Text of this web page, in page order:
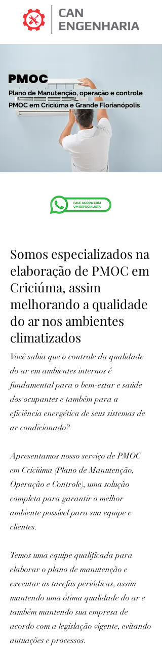
PMOC
Plano de Manutenção, operação e controle
PMOC em Criciúma e Grande Florianópolis
Somos especializados na
elaboração de PMOC em
Criciúma, assim
melhorando a qualidade
do ar nos ambientes
climatizados
Você sabia que o controle da qualidade
do ar em ambientes internos é
fundamental para o bem-estar e saúde
dos ocupantes e também para a
eficiência energética de seus sistemas de
ar condicionado?
Apresentamos nosso serviço de PMOC
em Criciúma (Plano de Manutenção,
Operação e Controle), uma solução
completa para garantir o melhor
ambiente possível para sua equipe e
clientes.
Temos uma equipe qualificada para
elaborar o plano de manutenção e
executar as tarefas periódicas, assim
mantendo uma ótima qualidade do ar e
também mantendo sua empresa de
acordo com a legislação vigente, evitando
autuações e processos.